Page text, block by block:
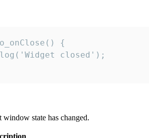
{
closed');
window state has changed.